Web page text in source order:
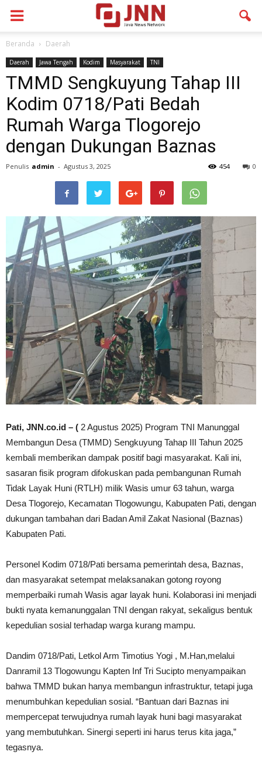
Beranda Daerah
Daerah Jawa Tengah Kodim Masyarakat TNI
TMMD Sengkuyung Tahap III
Kodim 0718/Pati Bedah
Rumah Warga Tlogorejo
dengan Dukungan Baznas
Penulis admin - Agustus 3, 2025 0
454
Pati, JNN.co.id – ( 2 Agustus 2025) Program TNI Manunggal
Membangun Desa (TMMD) Sengkuyung Tahap III Tahun 2025
kembali memberikan dampak positif bagi masyarakat. Kali ini,
sasaran fisik program difokuskan pada pembangunan Rumah
Tidak Layak Huni (RTLH) milik Wasis umur 63 tahun, warga
Desa Tlogorejo, Kecamatan Tlogowungu, Kabupaten Pati, dengan
dukungan tambahan dari Badan Amil Zakat Nasional (Baznas)
Kabupaten Pati.
Personel Kodim 0718/Pati bersama pemerintah desa, Baznas,
dan masyarakat setempat melaksanakan gotong royong
memperbaiki rumah Wasis agar layak huni. Kolaborasi ini menjadi
bukti nyata kemanunggalan TNI dengan rakyat, sekaligus bentuk
kepedulian sosial terhadap warga kurang mampu.
Dandim 0718/Pati, Letkol Arm Timotius Yogi , M.Han,melalui
Danramil 13 Tlogowungu Kapten Inf Tri Sucipto menyampaikan
bahwa TMMD bukan hanya membangun infrastruktur, tetapi juga
menumbuhkan kepedulian sosial. “Bantuan dari Baznas ini
mempercepat terwujudnya rumah layak huni bagi masyarakat
yang membutuhkan. Sinergi seperti ini harus terus kita jaga,”
tegasnya.